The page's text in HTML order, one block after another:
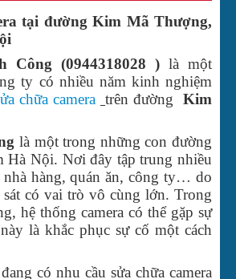
DOWNLOAD
ĐẦU GHI HÌNH CVI BENCO
tại đường Kim Mã Thượng,
Công (0944318028 ) là một
ty có nhiều năm kinh nghiệm
chữa camera trên đường
Kim
là một trong những con đường
Hà Nội. Nơi đây tập trung nhiều
nhà hàng, quán ăn, công ty… do
sát có vai trò vô cùng lớn. Trong
hệ thống camera có thể gặp sự
là khắc phục sự cố một cách
có nhu cầu sửa chữa camera